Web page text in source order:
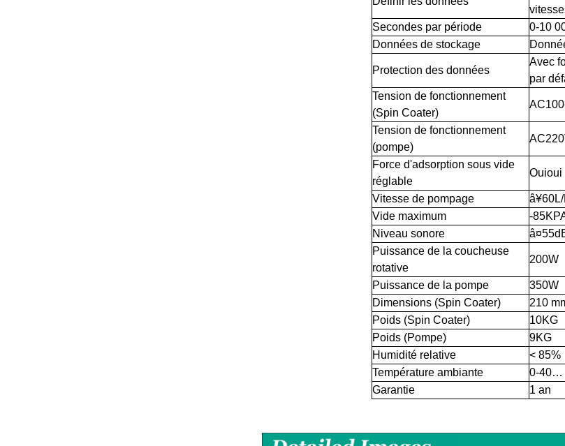
Secondes par période
0-10
Données de stockage
Protection des données
Avec
par
Tension de fonctionnement
(Spin Coater)
Tension de fonctionnement
(pompe)
Force d'adsorption sous vide
réglable
Ouioui
Vitesse de pompage
â¥60L/
Vide maximum
-
Niveau sonore
Puissance de la coucheuse
rotative
200W
Puissance de la pompe
350W
Dimensions (Spin Coater)
210
Poids (Spin Coater)
10KG
Poids (Pompe)
9KG
Humidité relative
< 85%
Température ambiante
0-40…
Garantie
1 an